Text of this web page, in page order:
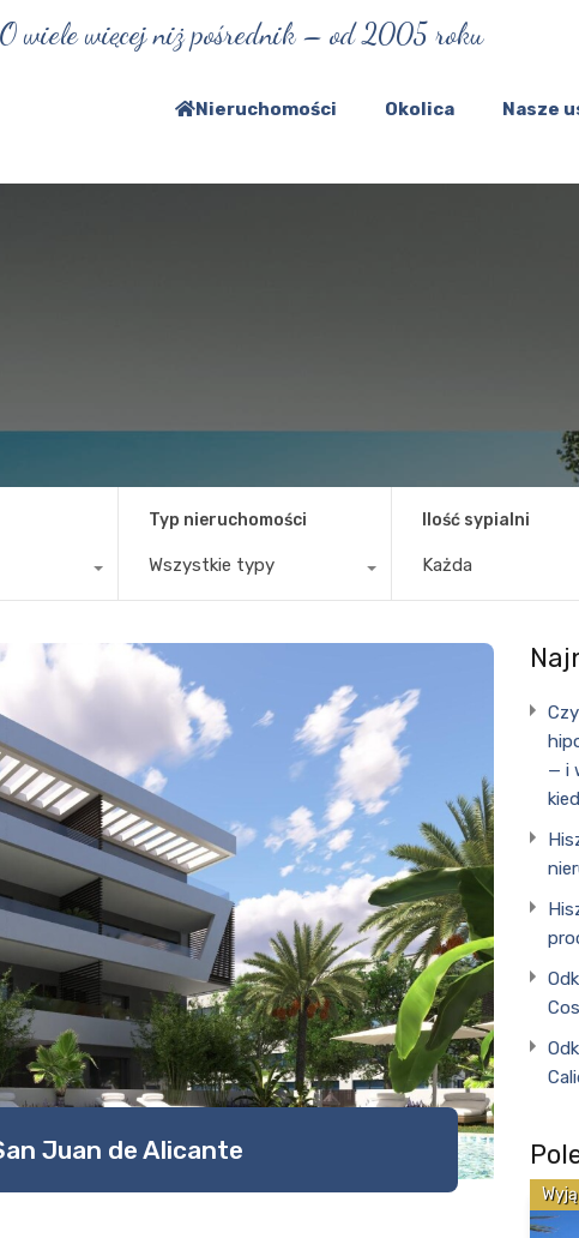
O wiele więcej niż pośrednik – od 2005 roku
Nieruchomości Okolica Nasze
Typ nieruchomości
Wszystkie typy
Ilość sypialni
Każda
Juan de Alicante
— i